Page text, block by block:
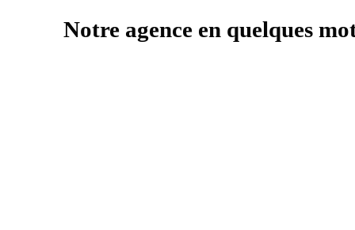
Notre agence en quelques